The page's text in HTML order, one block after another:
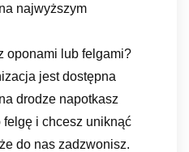
najwyższym
oponami lub felgami?
jest dostępna
drodze napotkasz
i chcesz uniknąć
do nas zadzwonisz.